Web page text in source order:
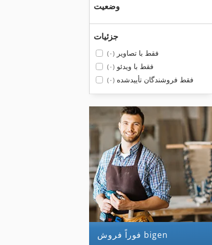
وضعیت
جزئیات
فقط با تصاویر(۰)
فقط با ویدئو(۰)
فقط فروشندگان تأییدشده(۰)
فوراً فروش bigen